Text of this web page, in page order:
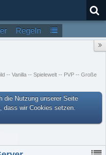
Regeln
-- Vanilla -- Spielewelt -- PVP -- Große
die Nutzung unserer Seite
dass wir Cookies setzen.